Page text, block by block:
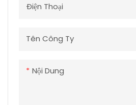
Điện Thoại
Tên Công Ty
Nội Dung